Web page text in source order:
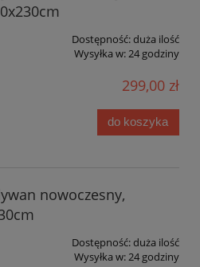
Dostępność:duża ilość
Wysyłka w:24 godziny
299,00 zł
do koszyka
nowoczesny,
Dostępność:duża ilość
Wysyłka w: 24 godziny